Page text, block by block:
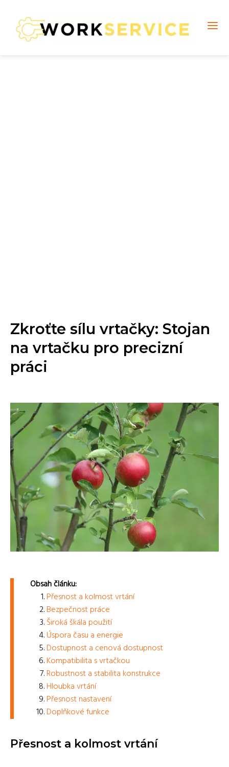
Zkroťte sílu vrtačky: Stojan
na vrtačku pro precizní
práci
Obsah článku:
Přesnost a kolmost vrtání
Bezpečnost práce
Široká škála použití
Úspora času a energie
Dostupnost a cenová dostupnost
Kompatibilita s vrtačkou
Robustnost a stabilita konstrukce
Hloubka vrtání
Přesnost nastavení
Doplňkové funkce
Přesnost a kolmost vrtání